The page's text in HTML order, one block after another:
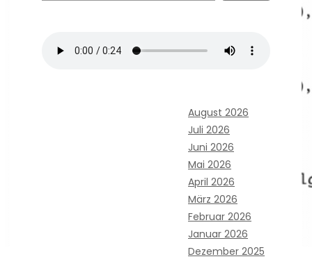
August 2026
Juli 2026
Juni 2026
Mai 2026
April 2026
März 2026
Februar 2026
Januar 2026
Dezember 2025